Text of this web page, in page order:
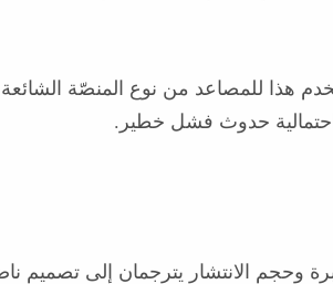
هذا للمصاعد من نوع المنصّة
احتمالية حدوث فشل خطير.
وحجم الانتشار يترجمان إلى تصميم